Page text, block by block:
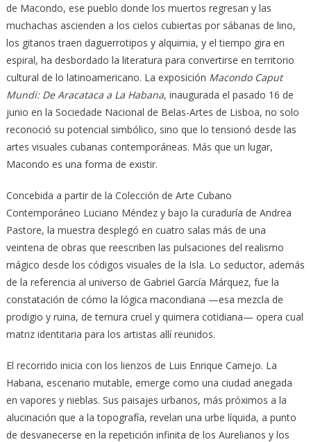
de Macondo, ese pueblo donde los muertos regresan y las
muchachas ascienden a los cielos cubiertas por sábanas de lino,
los gitanos traen daguerrotipos y alquimia, y el tiempo gira en
espiral, ha desbordado la literatura para convertirse en territorio
cultural de lo latinoamericano. La exposición Macondo Caput
Mundi: De Aracataca a La Habana, inaugurada el pasado 16 de
junio en la Sociedade Nacional de Belas-Artes de Lisboa, no solo
reconoció su potencial simbólico, sino que lo tensionó desde las
artes visuales cubanas contemporáneas. Más que un lugar,
Macondo es una forma de existir.
Concebida a partir de la Colección de Arte Cubano
Contemporáneo Luciano Méndez y bajo la curaduría de Andrea
Pastore, la muestra desplegó en cuatro salas más de una
veintena de obras que reescriben las pulsaciones del realismo
mágico desde los códigos visuales de la Isla. Lo seductor, además
de la referencia al universo de Gabriel García Márquez, fue la
constatación de cómo la lógica macondiana —esa mezcla de
prodigio y ruina, de ternura cruel y quimera cotidiana— opera cual
matriz identitaria para los artistas allí reunidos.
El recorrido inicia con los lienzos de Luis Enrique Camejo. La
Habana, escenario mutable, emerge como una ciudad anegada
en vapores y nieblas. Sus paisajes urbanos, más próximos a la
alucinación que a la topografía, revelan una urbe líquida, a punto
de desvanecerse en la repetición infinita de los Aurelianos y los